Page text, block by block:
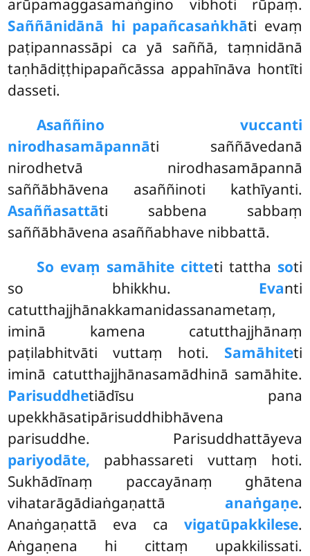
arūpamaggasamaṅgino vibhoti rūpaṃ.
Saññānidānā hi papañcasaṅkhāti evaṃ
paṭipannassāpi ca yā saññā, taṃnidānā
taṇhādiṭṭhipapañcāssa appahīnāva hontīti
dasseti.
Asaññino vuccanti
nirodhasamāpannāti saññāvedanā
nirodhetvā nirodhasamāpannā
saññābhāvena asaññinoti kathīyanti.
Asaññasattāti sabbena sabbaṃ
saññābhāvena asaññabhave nibbattā.
So evaṃ samāhite citteti tattha soti
so bhikkhu. Evanti
catutthajjhānakkamanidassanametaṃ,
iminā kamena catutthajjhānaṃ
paṭilabhitvāti vuttaṃ hoti. Samāhiteti
iminā catutthajjhānasamādhinā samāhite.
Parisuddhetiādīsu pana
upekkhāsatipārisuddhibhāvena
parisuddhe. Parisuddhattāyeva
pariyodāte, pabhassareti vuttaṃ hoti.
Sukhādīnaṃ paccayānaṃ ghātena
vihatarāgādiaṅgaṇattā anaṅgaṇe.
Anaṅgaṇattā eva ca vigatūpakkilese.
Aṅgaṇena hi cittaṃ upakkilissati.